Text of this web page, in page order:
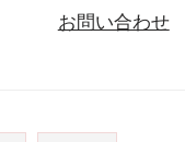
お問い合わせ